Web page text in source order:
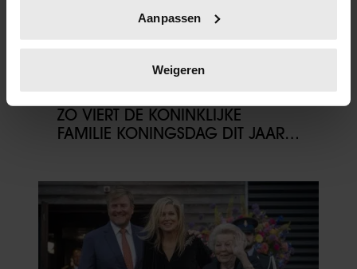
scannen op specifieke eigenschappen (fingerprinting)
verwerkt en stel uw voorkeuren in het
intrekken in de Cookieverklaring.
We gebruiken cookies om content en advertenties te
en om ons websiteverkeer te analyseren. Ook delen we
informatie over uw gebruik van onze site met onze
partners voor social media, adverteren en analyse. Deze
partners kunnen deze gegevens combineren met andere
informatie die u aan ze heeft verstrekt of die ze hebben
Aanpassen
Weigeren
ZO VIERT DE KONINKLIJKE
FAMILIE KONINGSDAG DIT JAAR